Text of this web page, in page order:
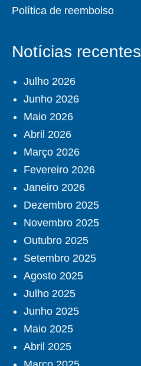
Política de reembolso
Notícias recentes
Julho 2026
Junho 2026
Maio 2026
Abril 2026
Março 2026
Fevereiro 2026
Janeiro 2026
Dezembro 2025
Novembro 2025
Outubro 2025
Setembro 2025
Agosto 2025
Julho 2025
Junho 2025
Maio 2025
Abril 2025